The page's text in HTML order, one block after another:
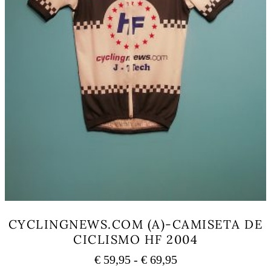
CYCLINGNEWS.COM (A)-CAMISETA DE
CICLISMO HF 2004
€59,95 - €69,95Rango